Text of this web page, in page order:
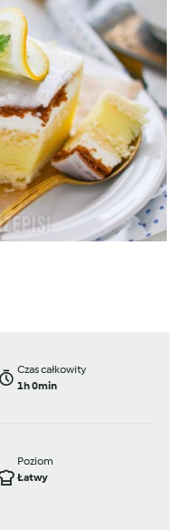
Czas całkowity
1h 0min
Poziom
Łatwy